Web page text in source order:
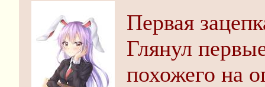
Первая
Глянул
похожего на